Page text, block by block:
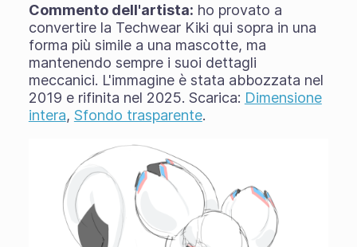
Commento dell'artista: ho provato a
convertire la Techwear Kiki qui sopra in una
forma più simile a una mascotte, ma
mantenendo sempre i suoi dettagli
meccanici. L'immagine è stata abbozzata nel
2019 e rifinita nel 2025. Scarica: Dimensione
intera, Sfondo trasparente.